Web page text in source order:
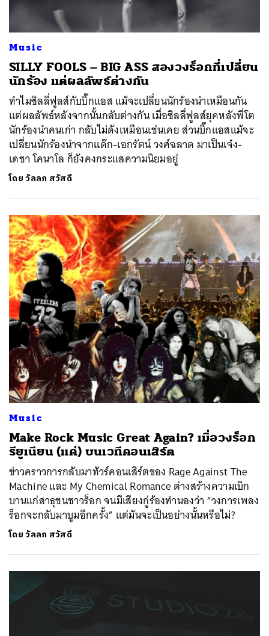
Music
SILLY FOOLS – BIG ASS สองวงร็อกที่เปลี่ยน
นักร้อง แต่ผลลัพธ์ต่างกัน
ทำไมซิลลี่ฟูลส์กับบิ๊กแอส แม้จะเปลี่ยนนักร้องนำเหมือนกัน
แต่ผลลัพธ์หลังจากนั้นกลับต่างกัน เมื่อซิลลี่ฟูลส์ยุคหลังพี่โต
นักร้องนำคนเก่า กลับไม่ดังเหมือนเช่นเคย ส่วนบิ๊กแอสแม้จะ
เปลี่ยนนักร้องนำจากแด๊ก-เอกรัตน์ วงศ์ฉลาด มาเป็นเจ๋ง-
เดชา โคนาโล ก็ยังคงกระแสความนิยมอยู่
โดยวัลลภ สวัสดี
Music
Make Rock Music Great Again? เมื่อวงร็อก
รียูเนียน (แค่) บนเวทีคอนเสิร์ต
ข่าวคราวการกลับมาทัวร์คอนเสิร์ตของ Rage Against The
Machine และ My Chemical Romance ต่างสร้างความเบิก
บานแก่สาธุชนชาวร็อก จนมีเสียงกู่ร้องทำนองว่า “วงการเพลง
ร็อกจะกลับมาบูมอีกครั้ง” แต่มันจะเป็นอย่างนั้นหรือไม่?
โดยวัลลภ สวัสดี